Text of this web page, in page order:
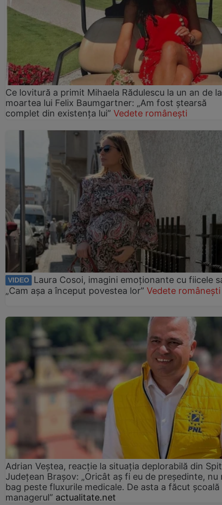
Ce lovitură a primit Mihaela Rădulescu la un an de la
moartea lui Felix Baumgartner: „Am fost ștearsă
complet din existența lui” Vedete românești
VIDEO
Laura Cosoi, imagini emoționante cu fiicele
„Cam așa a început povestea lor” Vedete românești
Adrian Veștea, reacție la situația deplorabilă din
Județean Brașov: „Oricât aș fi eu de președinte, nu
bag peste fluxurile medicale. De asta a făcut școală
managerul” actualitate.net